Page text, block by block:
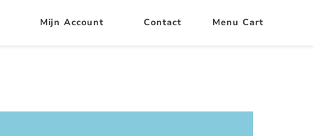
Mijn Account Contact Menu Cart